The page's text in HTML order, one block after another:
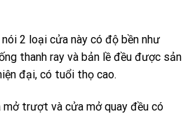
2 loại cửa này có độ bền như
thanh ray và bản lề đều được sản
đại, có tuổi thọ cao.
mở trượt và cửa mở quay đều có